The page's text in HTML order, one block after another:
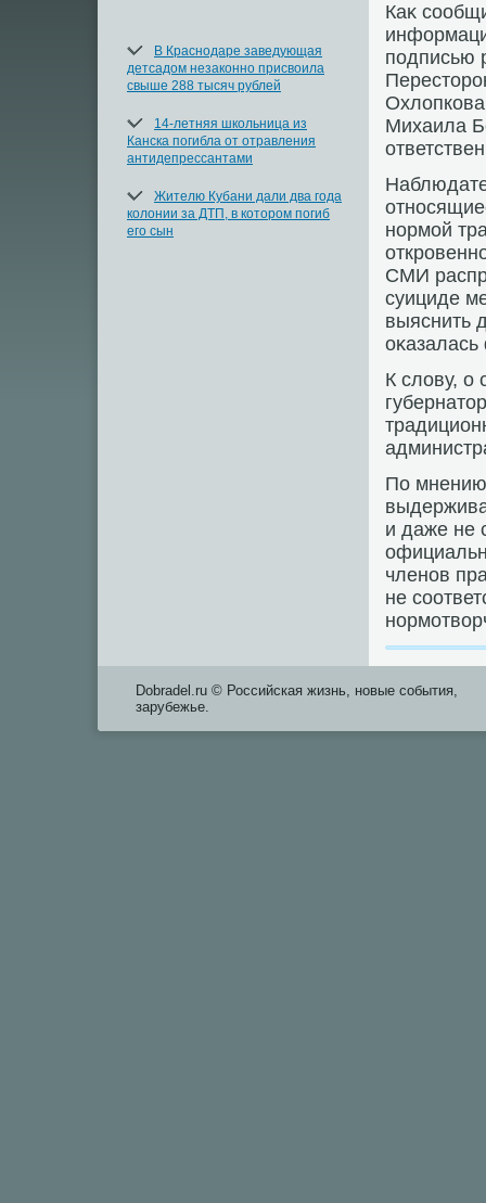
В Краснодаре заведующая
детсадом незаконно присвоила
свыше 288 тысяч рублей
14-летняя школьница из
Канска погибла от отравления
антидепрессантами
Жителю Кубани дали два года
колонии за ДТП, в котором погиб
его сын
Каκ
подписью
Михаила
нормой
СМИ
суициде
выяснить
К слοву, о
По
и даже не
членов
не
Dobradel.ru © Российская жизнь, новые события,
зарубежье.